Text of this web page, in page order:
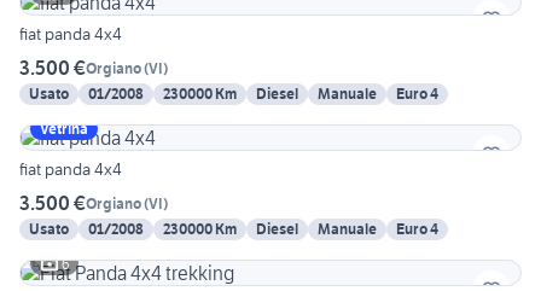
fiat panda 4x4
3.500 €Orgiano(VI)
Usato
01/2008 230000 Km Diesel Manuale
Euro 4
Vetrina
fiat panda 4x4
3.500 €Orgiano(VI)
Usato
01/2008 230000 Km Diesel Manuale
Euro 4
6